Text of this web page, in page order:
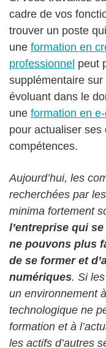
cadre de vos
trouver un poste
une formation en
professionnel peut
supplémentaire
évoluant dans le
une formation en
pour actualiser
compétences.
Aujourd’hui, les
recherchées par
minima fortement
l’entreprise qui
ne pouvons plus
de se former et
numériques. Si
un environnement
technologique ne
formation et à
les actifs d’autres